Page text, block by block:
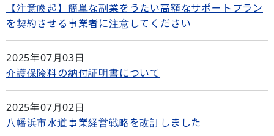
【注意喚起】簡単な副業をうたい高額なサポートプラン
を契約させる事業者に注意してください
2025年07月03日
介護保険料の納付証明書について
2025年07月02日
八幡浜市水道事業経営戦略を改訂しました